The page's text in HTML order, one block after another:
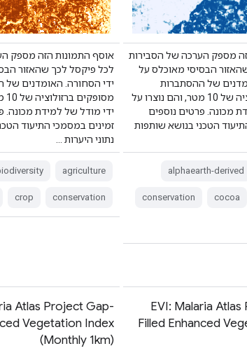
מספק הערכה של הסבירות
הבסיסי מאוכלס על
של ההסתברות
מסופקים ברזולוציה של 10 מטר, והם נוצרו על
מכונה. פרטים נוספים
הטכני בנושא שותפות
alphaearth-derived
cocoa
conservation
אוסף התמונות הזה מספק
לכל פיקסל לכך שהאזור
ידי הסחורה. האומדנים של
ידי מודל של למידת מכונה.
זמינים במסמכי התיעוד
נתוני היערות …
agriculture
conservation
crop
EVI: Malaria
Filled Enhanced
Atlas Project Gap-
Vegetation Index
(Monthly 1km)